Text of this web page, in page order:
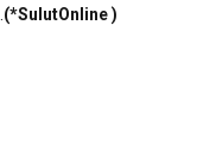
(*SulutOnline )